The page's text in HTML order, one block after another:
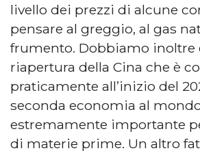
livello dei prezzi di alcune
pensare al greggio, al gas
frumento. Dobbiamo inoltre
riapertura della Cina che è
praticamente all’inizio del
seconda economia al
estremamente importante
di materie prime. Un altro